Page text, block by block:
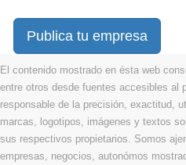
Publica tu empresa
El contenido mostrado en ésta web
entre otros desde fuentes accesibles al
responsable de la precisión, exactitud,
marcas, logotipos, imágenes y textos
sus respectivos propietarios. Somos
empresas, negocios, autonómos